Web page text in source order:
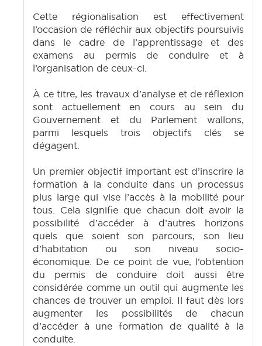
Cette régionalisation est effectivement
l’occasion de réfléchir aux objectifs poursuivis
dans le cadre de l’apprentissage et des
examens au permis de conduire et à
l’organisation de ceux-ci.
À ce titre, les travaux d’analyse et de réflexion
sont actuellement en cours au sein du
Gouvernement et du Parlement wallons,
parmi lesquels trois objectifs clés se
dégagent.
Un premier objectif important est d’inscrire la
formation à la conduite dans un processus
plus large qui vise l’accès à la mobilité pour
tous. Cela signifie que chacun doit avoir la
possibilité d’accéder à d’autres horizons
quels que soient son parcours, son lieu
d’habitation ou son niveau socio-
économique. De ce point de vue, l’obtention
du permis de conduire doit aussi être
considérée comme un outil qui augmente les
chances de trouver un emploi. Il faut dès lors
augmenter les possibilités de chacun
d’accéder à une formation de qualité à la
conduite.